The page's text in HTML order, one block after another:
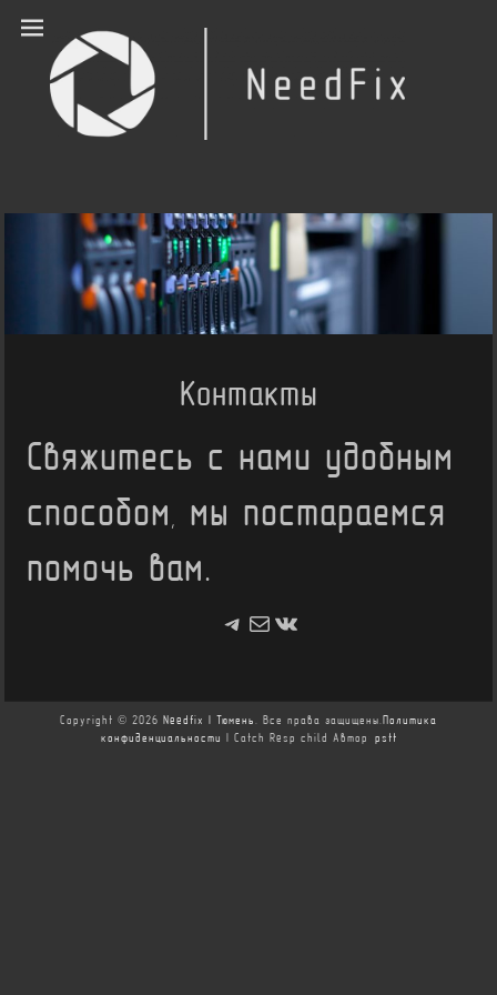
Системы Безопасности и Видеонаблюдение
Контакты
Свяжитесь с нами удобным
способом, мы постараемся
помочь вам.
Telegram
ПочтаВКонтакте
Copyright © 2026 Needfix | Тюмень. Все права защищены. Политика
конфиденциальности
| Catch Resp child Автор: pstt